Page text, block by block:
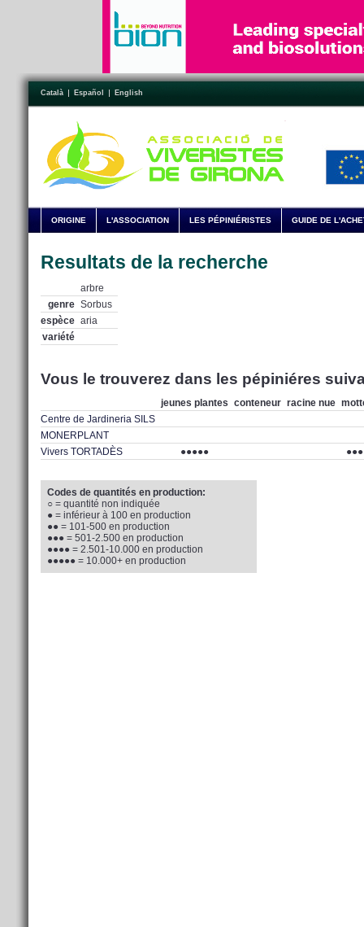
Català Español English
ORIGINE L'ASSOCIATION LES PÉPINIÉRISTES GUIDE DE
Resultats de la recherche
arbre
genre Sorbus
espèce aria
variété
Vous le trouverez dans les pépiniéres
jeunes plantes conteneur racine nue
Centre de Jardineria SILS
MONERPLANT
Vivers TORTADÈS
●●●●● ●●●
Codes de quantités en production:
○ = quantité non indiquée
● = inférieur à 100 en production
●● = 101-500 en production
●●● = 501-2.500 en production
●●●● = 2.501-10.000 en production
●●●●● = 10.000+ en production